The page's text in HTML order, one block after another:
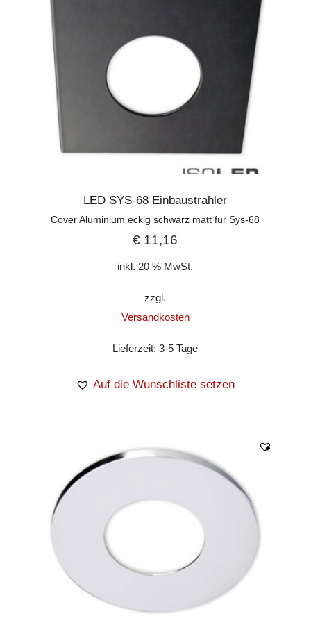
LED SYS-68 Einbaustrahler
Cover Aluminium eckig schwarz matt für Sys-68
€ 11,16
inkl. 20 % MwSt.
zzgl.
Versandkosten
Lieferzeit:3-5 Tage
Auf die Wunschliste setzen